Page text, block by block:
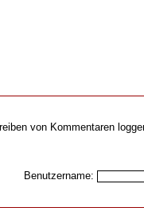
von Kommentaren
Benutzername: